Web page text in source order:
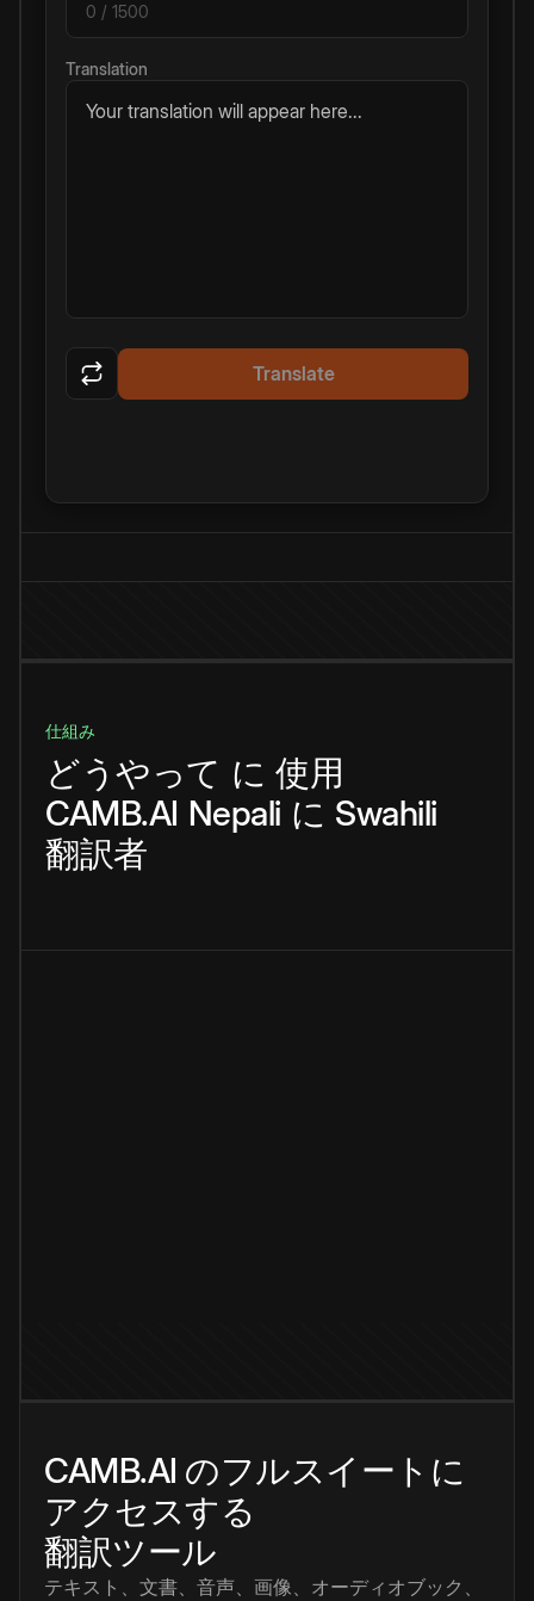
0 / 1500
Translation
Your translation will appear here...
Translate
仕組み
どうやって に 使用
CAMB.AI Nepali に Swahili
翻訳者
CAMB.AI のフルスイートに
アクセスする
翻訳ツール
テキスト、文書、音声、画像、オーディオブック、